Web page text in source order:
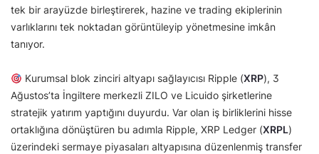
tek bir arayüzde birleştirerek, hazine ve trading ekiplerinin
varlıklarını tek noktadan görüntüleyip yönetmesine imkân
tanıyor.
Kurumsal blok zinciri altyapı sağlayıcısı Ripple (XRP), 3
Ağustos’ta İngiltere merkezli ZILO ve Licuido şirketlerine
stratejik yatırım yaptığını duyurdu. Var olan iş birliklerini hisse
ortaklığına dönüştüren bu adımla Ripple, XRP Ledger (XRPL)
üzerindeki sermaye piyasaları altyapısına düzenlenmiş transfer